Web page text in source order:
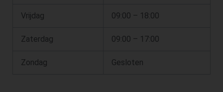
Vrijdag 09:00 – 18:00
Zaterdag 09:00 – 17:00
Zondag Gesloten